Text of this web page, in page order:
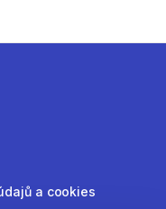
a cookies